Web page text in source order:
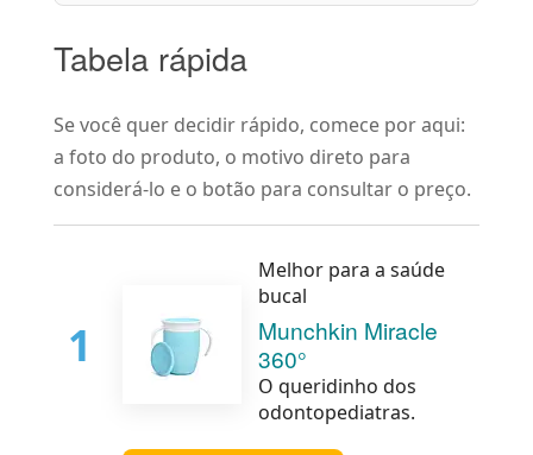
Tabela rápida
Se você quer decidir rápido, comece por aqui:
a foto do produto, o motivo direto para
considerá-lo e o botão para consultar o preço.
1
Melhor para a saúde
bucal
Munchkin Miracle
360°
O queridinho dos
odontopediatras.